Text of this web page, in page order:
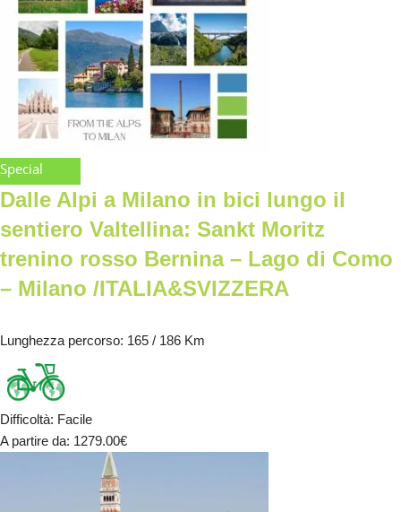
Special
Dalle Alpi a Milano in bici lungo il
sentiero Valtellina: Sankt Moritz
trenino rosso Bernina – Lago di Como
– Milano /ITALIA&SVIZZERA
Lunghezza percorso: 165 / 186 Km
Difficoltà: Facile
A partire da: 1279.00€